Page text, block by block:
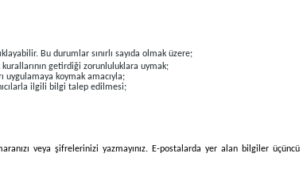
Bu durumlar sınırlı sayıda olmak üzere;
getirdiği zorunluluklara uymak;
uygulamaya koymak amacıyla;
ilgili bilgi talep edilmesi;
veya şifrelerinizi yazmayınız. E-postalarda yer alan bilgiler üçüncü